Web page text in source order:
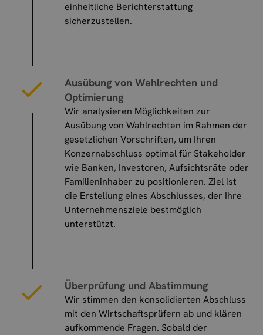
einheitliche Berichterstattung
sicherzustellen.
Ausübung von Wahlrechten und
Optimierung
Wir analysieren Möglichkeiten zur
Ausübung von Wahlrechten im Rahmen der
gesetzlichen Vorschriften, um Ihren
Konzernabschluss optimal für Stakeholder
wie Banken, Investoren, Aufsichtsräte oder
Familieninhaber zu positionieren. Ziel ist
die Erstellung eines Abschlusses, der Ihre
Unternehmensziele bestmöglich
unterstützt.
Überprüfung und Abstimmung
Wir stimmen den konsolidierten Abschluss
mit den Wirtschaftsprüfern ab und klären
aufkommende Fragen. Sobald der